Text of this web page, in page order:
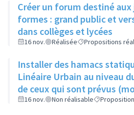
Créer un forum destiné aux
formes : grand public et
dans collèges et lycées
16 nov. Réalisée Propositions
Installer des hamacs
Linéaire Urbain au niveau
de ceux qui sont prévus
limiter la dangerosité
16 nov. Non réalisable